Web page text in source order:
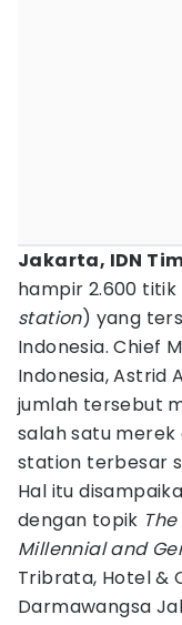
Jakarta, IDN
hampir 2.600
station) yang
Indonesia. Chief
Indonesia, Astrid
jumlah tersebut
salah satu
station terbesar
Hal itu
dengan topik
Millennial and
Tribrata, Hotel &
Darmawangsa